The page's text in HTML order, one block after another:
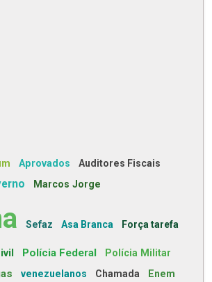
Aprovados Auditores Fiscais
Marcos Jorge
Sefaz Asa Branca Força tarefa
Polícia Federal Polícia Militar
venezuelanos Chamada Enem